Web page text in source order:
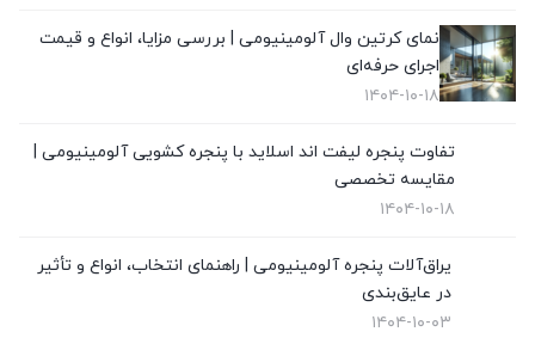
نمای کرتین وال(4)
نمایندگی وین تک در تهران
نمای کرتین وال آلومینیومی | بررسی مزایا، انواع و قیمت
اجرای حرفه‌ای
۱۴۰۴-۱۰-۱۸
تفاوت پنجره لیفت اند اسلاید با پنجره کشویی آلومینیومی |
مقایسه تخصصی
۱۴۰۴-۱۰-۱۸
یراق‌آلات پنجره آلومینیومی | راهنمای انتخاب، انواع و تأثیر
در عایق‌بندی
۱۴۰۴-۱۰-۰۳